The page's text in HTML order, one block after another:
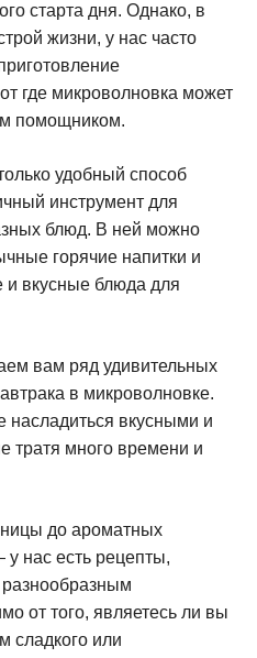
старта дня. Однако, в
жизни, у нас часто
где микроволновка может
помощником.
удобный способ
инструмент для
блюд. В ней можно
горячие напитки и
вкусные блюда для
вам ряд удивительных
в микроволновке.
насладиться вкусными и
тратя много времени и
до ароматных
у нас есть рецепты,
от того, являетесь ли вы
сладкого или